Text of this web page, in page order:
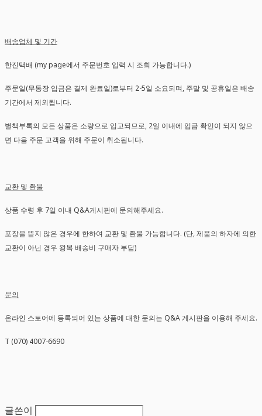
배송업체 및 기간
한진택배 (my page에서 주문번호 입력 시 조회 가능합니다.)
주문일(무통장 입금은 결제 완료일)로부터 2-5일 소요되며, 주말 및 공휴일은 배송
기간에서 제외됩니다.
별책부록의 모든 상품은 소량으로 입고되므로, 2일 이내에 입금 확인이 되지 않으
면 다음 주문 고객을 위해 주문이 취소됩니다.
교환 및 환불
상품 수령 후 7일 이내 Q&A게시판에 문의해주세요.
포장을 뜯지 않은 경우에 한하여 교환 및 환불 가능합니다. (단, 제품의 하자에 의한
교환이 아닌 경우 왕복 배송비 구매자 부담)
문의
온라인 스토어에 등록되어 있는 상품에 대한 문의는 Q&A 게시판을 이용해 주세요.
T (070) 4007-6690
글쓴이